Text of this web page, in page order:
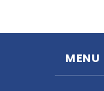
MENU